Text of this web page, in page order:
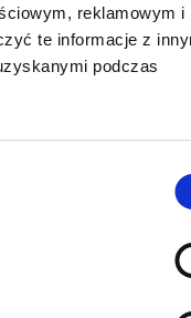
reklamowym i
te informacje z
podczas
do